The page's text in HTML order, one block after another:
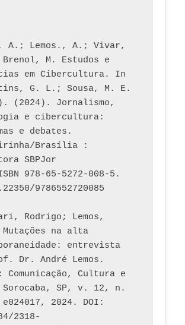
A.; Lemos., A.; Vivar,
M. Estudos e
em Cibercultura. In
G. L.; Sousa, M. E.
(2024). Jornalismo,
e cibercultura:
e debates.
Brasília :
SBPJor
978-65-5272-008-5.
9786552720085
Rodrigo; Lemos,
na alta
entrevista
Dr. André Lemos.
Comunicação, Cultura e
SP, v. 12, n.
2024. DOI:
2318-